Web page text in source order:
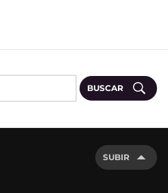
BUSCAR
SUBIR